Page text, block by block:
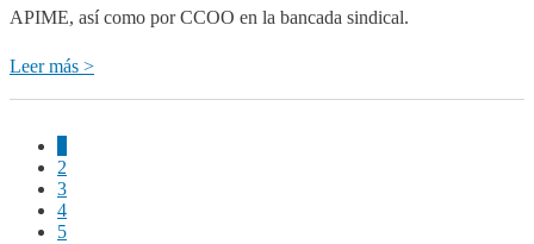
APIME, así como por CCOO en la bancada sindical.
Leer más >
Acuerdo
Paginación
2
3
4
5